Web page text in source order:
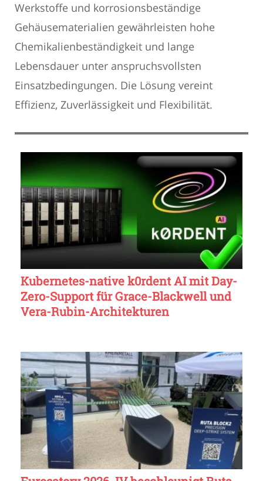
Werkstoffe und korrosionsbeständige
Gehäusematerialien gewährleisten hohe
Chemikalienbeständigkeit und lange
Lebensdauer unter anspruchsvollsten
Einsatzbedingungen. Die Lösung vereint
Effizienz, Zuverlässigkeit und Flexibilität.
Kubernetes-native k0rdent AI mit Day-
Zero-Support für Grace-Blackwell und
Vera-Rubin-Architekturen